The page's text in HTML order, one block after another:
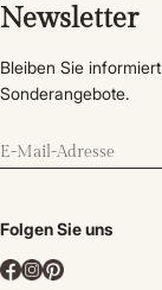
Newsletter
Bleiben Sie
Sonderangebote.
Folgen Sie uns